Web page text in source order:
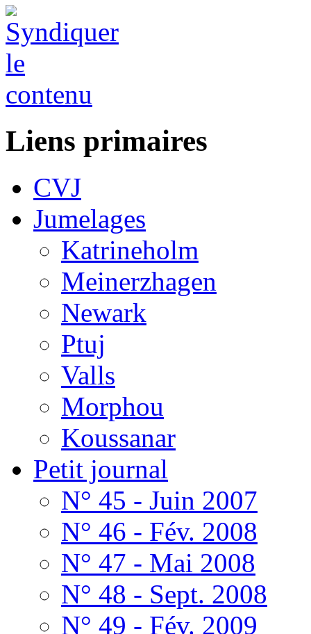
Liens primaires
CVJ
Jumelages
Katrineholm
Meinerzhagen
Newark
Ptuj
Valls
Morphou
Koussanar
Petit journal
N° 45 - Juin 2007
N° 46 - Fév. 2008
N° 47 - Mai 2008
N° 48 - Sept. 2008
N° 49 - Fév. 2009